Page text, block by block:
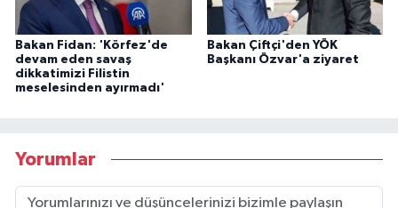
Bakan Fidan: 'Körfez'de
devam eden savaş
dikkatimizi Filistin
meselesinden ayırmadı'
Bakan Çiftçi'den YÖK
Başkanı Özvar'a ziyaret
Yorumlar